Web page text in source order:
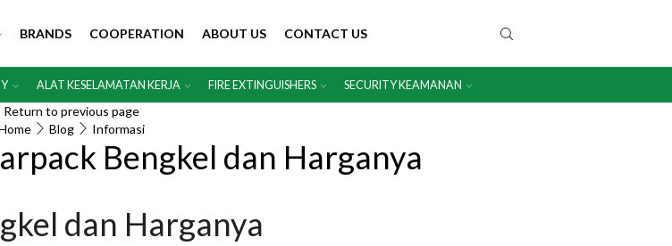
BRANDS COOPERATION ABOUT US CONTACT US
ALAT KESELAMATAN KERJA FIRE EXTINGUISHERS SECURITY KEAMANAN
Return to previous page
Blog Informasi
Bengkel dan Harganya
dan Harganya